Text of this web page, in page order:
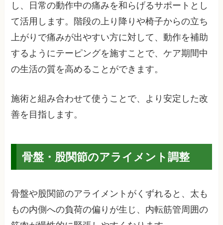
し、日常の動作中の痛みを和らげるサポートとし
て活用します。階段の上り降りや椅子からの立ち
上がりで痛みが出やすい方に対して、動作を補助
するようにテーピングを施すことで、ケア期間中
の生活の質を高めることができます。
施術と組み合わせて使うことで、より安定した改
善を目指します。
骨盤・股関節のアライメント調整
骨盤や股関節のアライメントがくずれると、太も
もの内側への負荷の偏りが生じ、内転筋管周囲の